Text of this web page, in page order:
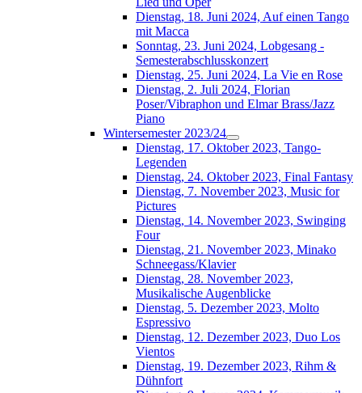
Dienstag, 18. Juni 2024, Auf einen Tango
mit Macca
Sonntag, 23. Juni 2024, Lobgesang -
Semesterabschlusskonzert
Dienstag, 25. Juni 2024, La Vie en Rose
Dienstag, 2. Juli 2024, Florian
Poser/Vibraphon und Elmar Brass/Jazz
Piano
Wintersemester 2023/24
Dienstag, 17. Oktober 2023, Tango-
Legenden
Dienstag, 24. Oktober 2023, Final Fantasy
Dienstag, 7. November 2023, Music for
Pictures
Dienstag, 14. November 2023, Swinging
Four
Dienstag, 21. November 2023, Minako
Schneegass/Klavier
Dienstag, 28. November 2023,
Musikalische Augenblicke
Dienstag, 5. Dezember 2023, Molto
Espressivo
Dienstag, 12. Dezember 2023, Duo Los
Vientos
Dienstag, 19. Dezember 2023, Rihm &
Dühnfort